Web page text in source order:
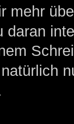
mehr
daran